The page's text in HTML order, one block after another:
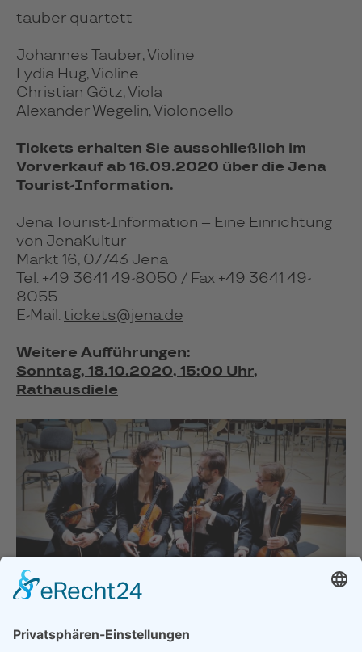
tauber quartett
Johannes Tauber, Violine
Lydia Hug, Violine
Christian Götz, Viola
Alexander Wegelin, Violoncello
Tickets erhalten Sie ausschließlich im
Vorverkauf ab 16.09.2020 über die Jena
Tourist-Information.
Jena Tourist-Information – Eine Einrichtung
von JenaKultur
Markt 16, 07743 Jena
Tel. +49 3641 49-8050 / Fax +49 3641 49-
8055
E-Mail: tickets@jena.de
Weitere Aufführungen:
Sonntag, 18.10.2020, 15:00 Uhr,
Rathausdiele